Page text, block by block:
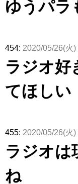
ト！」水曜
スタジオ出
る...
ゆうパラ
454: 2020/05/26(火
ラジオ好
てほしい
455: 2020/05/26(火
ラジオは
ね